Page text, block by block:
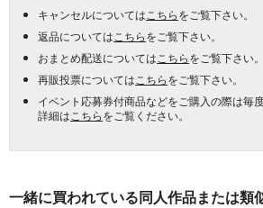
キャンセルについては こちらをご覧下さい。
返品については こちらをご覧下さい。
おまとめ配送については こちらをご覧下さい。
再販投票については こちらをご覧下さい。
イベント応募券付商品などをご購入の際は毎
詳細は こちらをご覧ください。
一緒に買われている同人作品または類